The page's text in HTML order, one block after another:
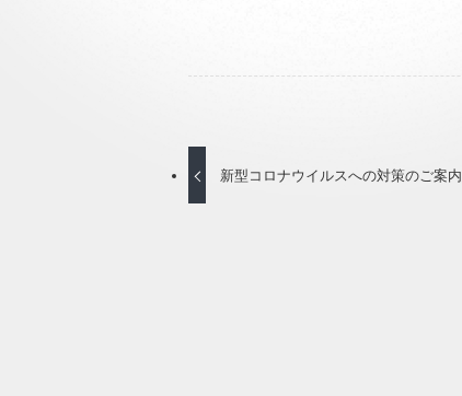
新型コロナウイルスへの対策のご案内